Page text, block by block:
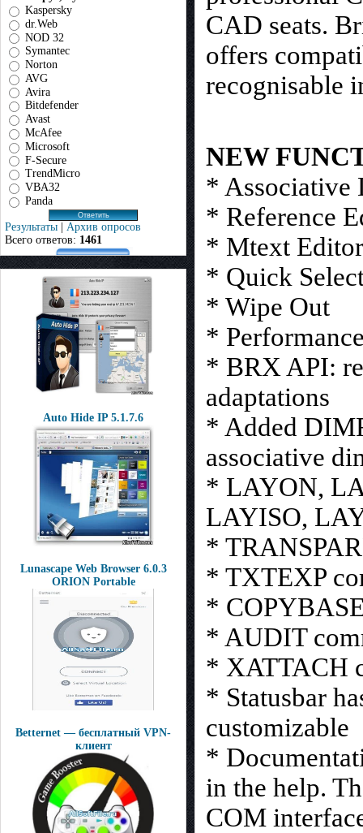
Kaspersky
dr.Web
NOD 32
Symantec
Norton
AVG
Avira
Bitdefender
Avast
McAfee
Microsoft
F-Secure
TrendMicro
VBA32
Panda
Результаты | Архив опросов
Всего ответов: 1461
Auto Hide IP 5.1.7.6
Lunascape Web Browser 6.0.3
ORION Portable
Betternet — бесплатный VPN-
клиент
CAD seats.
offers
recognisable
NEW
* Associative
* Reference
* Mtext Editor
* Quick
* Wipe Out
*
* BRX API:
adaptations
* Added
associative
* LAYON,
LAYISO,
*
* TXTEXP
*
* AUDIT
* XATTACH
* Statusbar
customizable
*
in the help.
COM